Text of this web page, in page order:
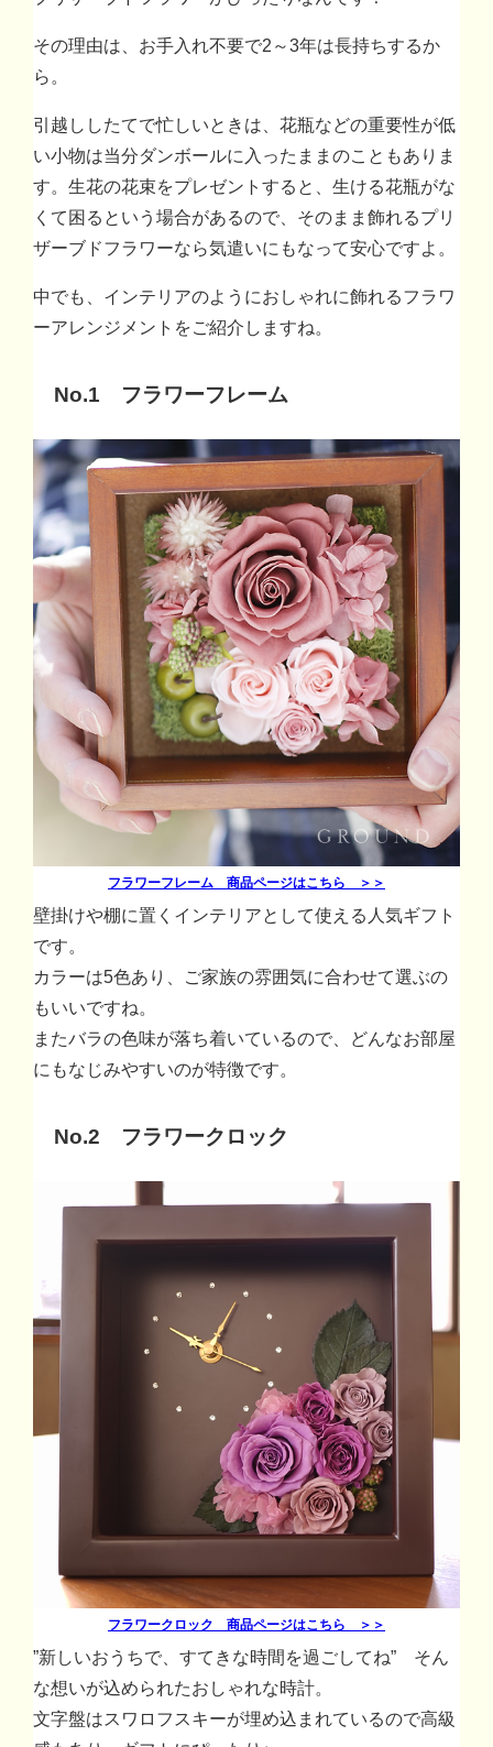
その理由は、お手入れ不要で2～3年は長持ちするか
ら。
引越ししたてで忙しいときは、花瓶などの重要性が低
い小物は当分ダンボールに入ったままのこともありま
す。生花の花束をプレゼントすると、生ける花瓶がな
くて困るという場合があるので、そのまま飾れるプリ
ザーブドフラワーなら気遣いにもなって安心ですよ。
中でも、インテリアのようにおしゃれに飾れるフラワ
ーアレンジメントをご紹介しますね。
No.1 フラワーフレーム
フラワーフレーム 商品ページはこちら ＞＞
壁掛けや棚に置くインテリアとして使える人気ギフト
です。
カラーは5色あり、ご家族の雰囲気に合わせて選ぶの
もいいですね。
またバラの色味が落ち着いているので、どんなお部屋
にもなじみやすいのが特徴です。
No.2 フラワークロック
フラワークロック 商品ページはこちら ＞＞
”新しいおうちで、すてきな時間を過ごしてね” そん
な想いが込められたおしゃれな時計。
文字盤はスワロフスキーが埋め込まれているので高級